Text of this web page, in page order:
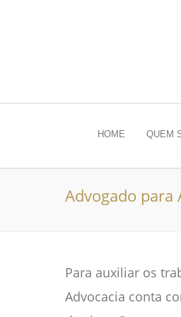
HOME QUEM
Advogado para
Para auxiliar os
Advocacia conta